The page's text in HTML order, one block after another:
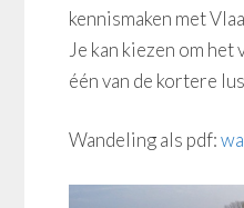
kennismaken met
Je kan kiezen om
één van de kortere
Wandeling als pdf: